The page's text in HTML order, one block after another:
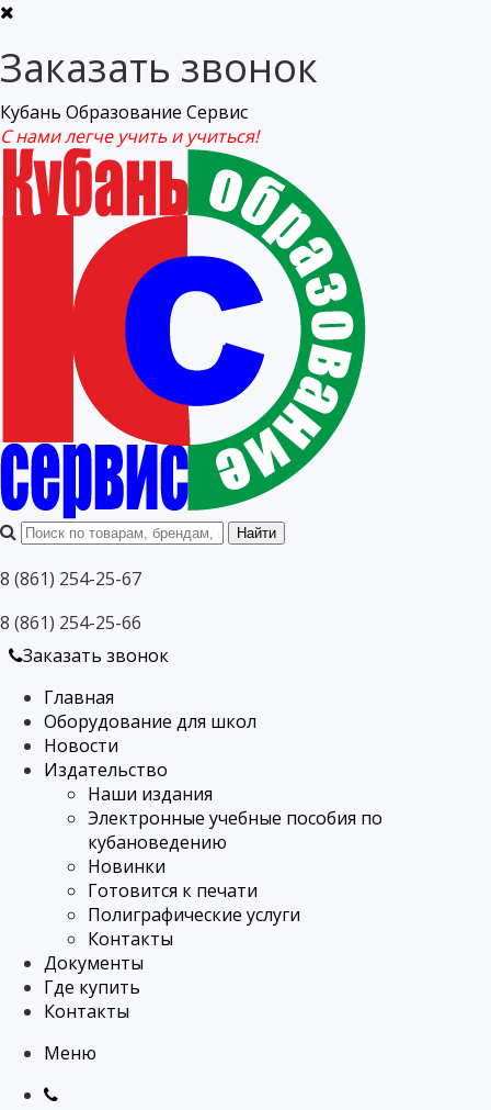
Заказать звонок
Кубань Образование Сервис
С нами легче учить и учиться!
8 (861) 254-25-67
8 (861) 254-25-66
Заказать звонок
Главная
Оборудование для школ
Новости
Издательство
Наши издания
Электронные учебные пособия по
кубановедению
Новинки
Готовится к печати
Полиграфические услуги
Контакты
Документы
Где купить
Контакты
Меню